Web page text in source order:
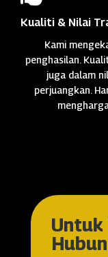
Kualiti & Nilai
Kami
penghasilan.
juga dalam
perjuangkan.
Untuk